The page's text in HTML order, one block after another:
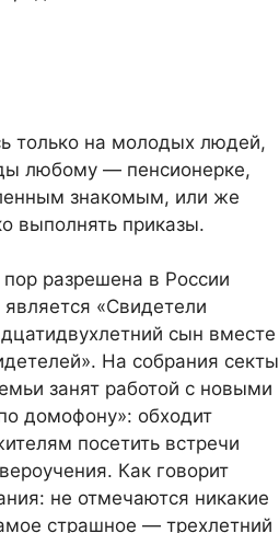
только на молодых людей,
любому — пенсионерке,
знакомым, или же
выполнять приказы.
разрешена в России
«Свидетели
сын вместе
На собрания секты
занят работой с новыми
домофону»: обходит
посетить встречи
Как говорит
не отмечаются никакие
страшное — трехлетний